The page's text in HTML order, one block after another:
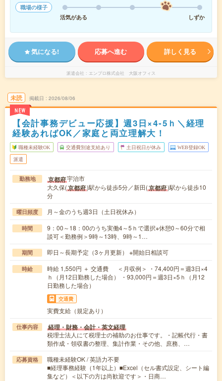
職場の様子
活気がある
しずか
気になる! 応募へ進む 詳しく見る
派遣会社 エンプロ株式会社 大阪オフィス
未読
NEW
掲載日 2026/08/06
【会計事務デビュー応援】週3日×4-5ｈ＼経理
経験あればOK／家庭と両立理解大！
職種未経験OK 交通費別途支給あり 土日祝日が休み WEB登録OK
派遣
勤務地 京都府宇治市
大久保(京都府)駅から徒歩5分／新田(京都府)駅から徒歩10
分
曜日頻度 月～金のうち週3日（土日祝休み）
時間
9：00～18：00のうち実働4～5ｈで選択※休憩0～60分で相
談可＜勤務例＞9時～13時、9時～1…
期間 即日～長期予定（3ヶ月更新） ※開始日相談可
時給
時給 1,550円 ＋ 交通費 ＜月収例＞ ・74,400円＝週3日×4
ｈ（月12日勤務した場合） ・93,000円＝週3日×5ｈ（月12
日勤務した場合）
交通費
実費支給（規定あり）
仕事内容 経理・財務・会計・英文経理
税理士法人にて税理士の補助のお仕事です。・記帳代行・書
類作成・領収書の整理、集計作業・その他、庶務、…
応募資格
職種未経験OK / 英語力不要
■経理事務経験（1年以上）■Excel（セル書式設定、シート編
集など）＜以下の方は尚歓迎です＞・日商…